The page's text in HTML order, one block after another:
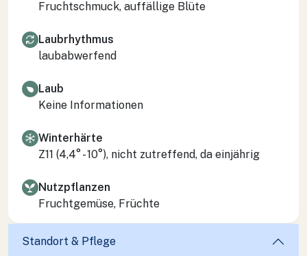
Fruchtschmuck, auffällige Blüte
Laubrhythmus
laubabwerfend
Laub
Keine Informationen
Winterhärte
Z11 (4,4° - 10°), nicht zutreffend, da einjährig
Nutzpflanzen
Fruchtgemüse, Früchte
Standort & Pflege